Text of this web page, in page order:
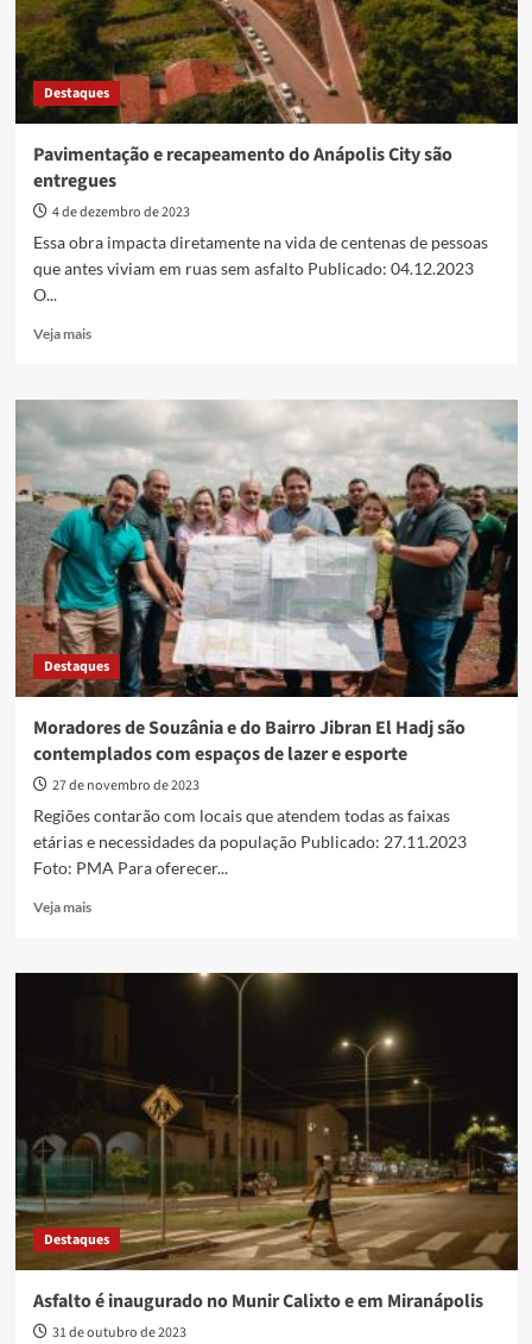
Destaques
Pavimentação e recapeamento do Anápolis City são
entregues
4 de dezembro de 2023
Essa obra impacta diretamente na vida de centenas de pessoas
que antes viviam em ruas sem asfalto Publicado: 04.12.2023
O...
Veja maisRead
Pavimentação
recapeamento
do
Anápolis
City
são
entregues
Destaques
Moradores de Souzânia e do Bairro Jibran El Hadj são
contemplados com espaços de lazer e esporte
27 de novembro de 2023
Regiões contarão com locais que atendem todas as faixas
etárias e necessidades da população Publicado: 27.11.2023
Foto: PMA Para oferecer...
Veja maisRead
Moradores
Bairro
El
Hadj
são
contemplados
com
espaços
de
e
esporte
Destaques
Asfalto é inaugurado no Munir Calixto e em Miranápolis
31 de outubro de 2023